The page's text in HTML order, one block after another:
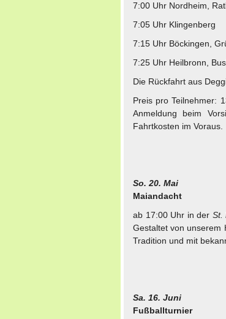
7:00 Uhr Nordheim,
7:05 Uhr Klingenberg
7:15 Uhr Böckingen,
7:25 Uhr Heilbronn,
Die Rückfahrt aus
Preis pro Teilnehmer:
Anmeldung beim
Fahrtkosten im Voraus.
So. 20. Mai
Maiandacht
ab 17:00 Uhr in der St.
Gestaltet von unserem
Tradition und mit
Sa. 16. Juni
Fußballturnier